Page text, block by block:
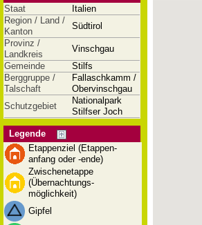
Staat
Italien
Region / Land /
Kanton
Südtirol
Provinz /
Landkreis
Vinschgau
Gemeinde
Stilfs
Berggruppe /
Talschaft
Fallaschkamm /
Obervinschgau
Schutzgebiet
Nationalpark
Stilfser Joch
Legende
Etappenziel (Etappen-
anfang oder -ende)
Zwischenetappe
(Übernachtungs-
möglichkeit)
Gipfel